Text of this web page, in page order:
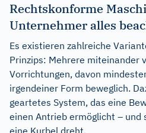
Rechtskonforme
Unternehmer alles
Es existieren zahlreiche
Prinzips: Mehrere miteinander
Vorrichtungen, davon
irgendeiner Form beweglich.
geartetes System, das eine
einen Antrieb ermöglicht – und
eine Kurbel dreht.